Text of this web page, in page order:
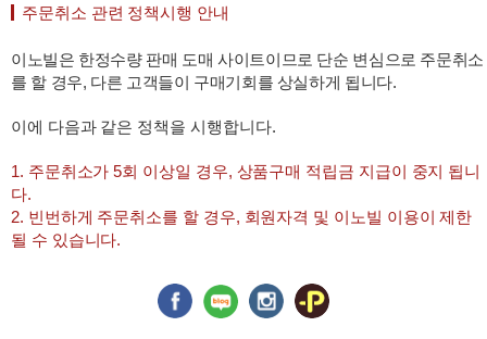
주문취소 관련 정책시행 안내
이노빌은 한정수량 판매 도매 사이트이므로 단순 변심으로 주문취소
를 할 경우, 다른 고객들이 구매기회를 상실하게 됩니다.
이에 다음과 같은 정책을 시행합니다.
1. 주문취소가 5회 이상일 경우, 상품구매 적립금 지급이 중지 됩니
다.
2. 빈번하게 주문취소를 할 경우, 회원자격 및 이노빌 이용이 제한
될 수 있습니다.